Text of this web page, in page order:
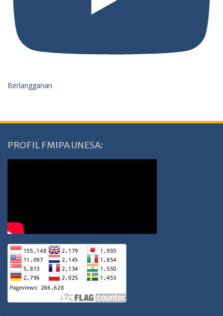
Berlangganan
PROFIL FMIPA UNESA: